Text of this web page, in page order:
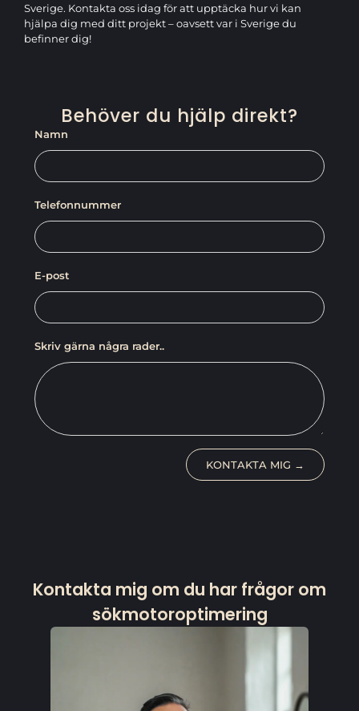
Sverige. Kontakta oss idag för att upptäcka hur vi kan
hjälpa dig med ditt projekt – oavsett var i Sverige du
befinner dig!
Behöver du hjälp direkt?
Namn
Telefonnummer
E-post
Skriv gärna några rader..
KONTAKTA MIG →
Kontakta mig om du har frågor om
sökmotoroptimering